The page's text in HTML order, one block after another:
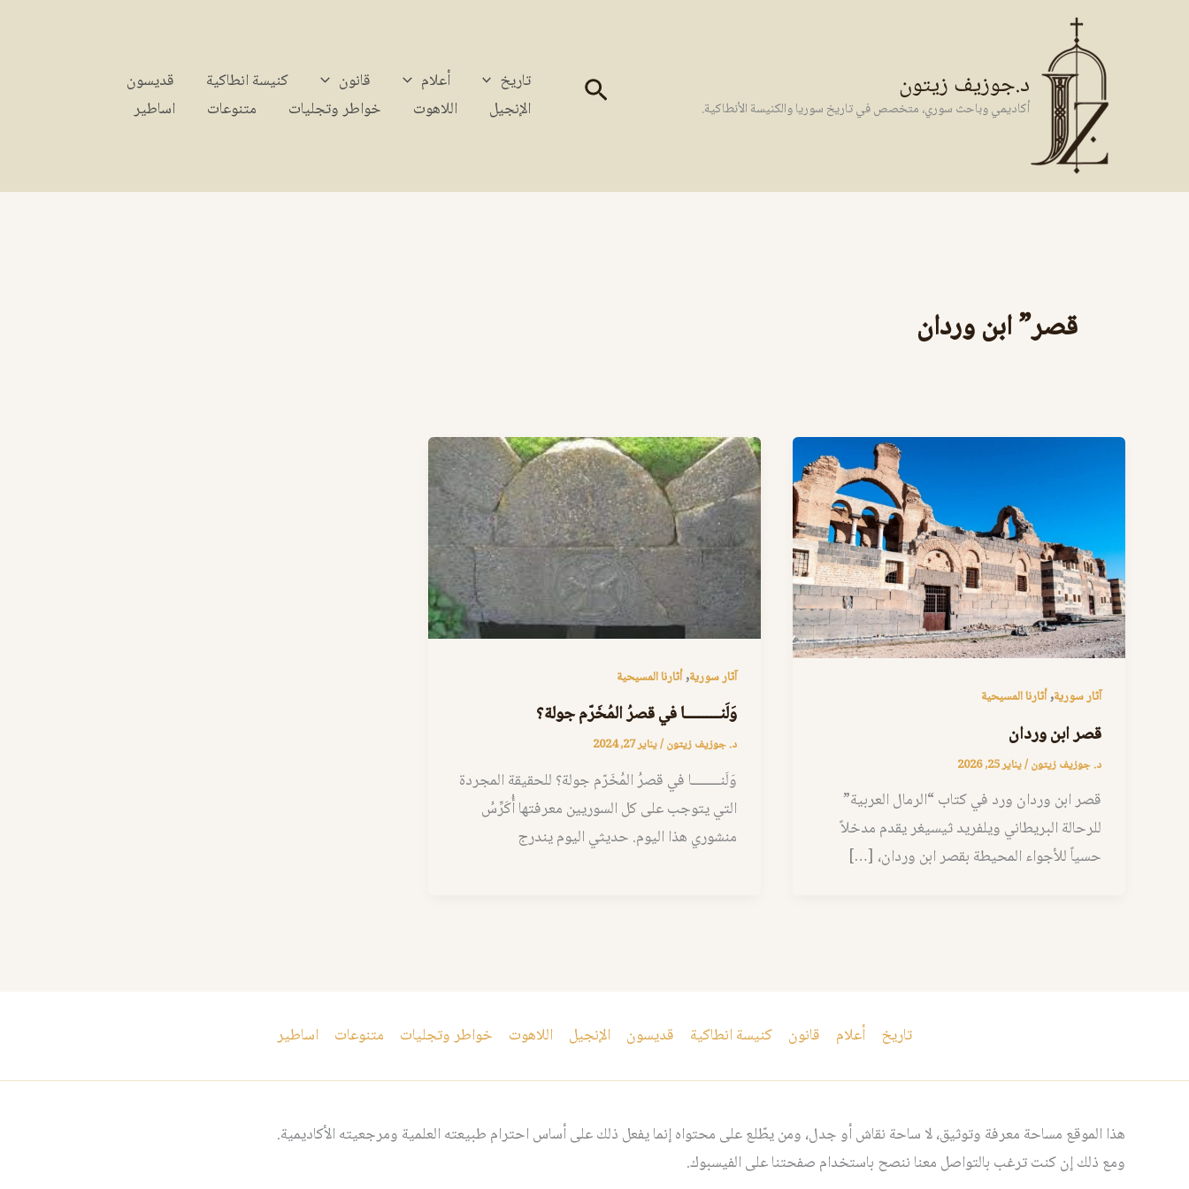
د.جوزيف زيتون
أكاديمي وباحث سوري، متخصص في تاريخ سوريا والكنيسة الأنطاكية. البحث تاريخ أعلام قانون كنيسة انطاكية
قديسون
الإنجيل
اللاهوت خواطر وتجليات متنوعات اساطير
قصر” ابن وردان
آثار سورية,أثارنا المسيحية
قصر ابن وردان
د. جوزيف زيتون/يناير 25, 2026
قصر ابن وردان ورد في كتاب “الرمال العربية”
للرحالة البريطاني ويلفريد ثيسيغر يقدم مدخلاً
حسياً للأجواء المحيطة بقصر ابن وردان، […]
آثار سورية,أثارنا المسيحية
وَلَنــــــــا في قصرُ المُخَرّم جولة؟
د. جوزيف زيتون/يناير 27, 2024
وَلَنــــــــا في قصرُ المُخَرّم جولة؟ للحقيقة المجردة
التي يتوجب على كل السوريين معرفتها أُكَرِّسُ
منشوري هذا اليوم. حديثي اليوم يندرج
تاريخ أعلام قانون كنيسة انطاكية قديسون الإنجيل اللاهوت خواطر وتجليات متنوعات اساطير
هذا الموقع مساحة معرفة وتوثيق، لا ساحة نقاش أو جدل، ومن يطّلع على محتواه إنما يفعل ذلك على أساس احترام طبيعته العلمية ومرجعيته الأكاديمية.
ومع ذلك إن كنت ترغب بالتواصل معنا ننصح باستخدام صفحتنا على الفيسبوك.